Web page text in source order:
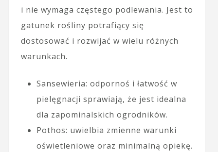
i nie wymaga częstego podlewania. Jest to
gatunek rośliny potrafiący się
dostosować i rozwijać w wielu różnych
warunkach.
Sansewieria: odpornoś i łatwość w
pielęgnacji sprawiają, że jest idealna
dla zapominalskich ogrodników.
Pothos: uwielbia zmienne warunki
oświetleniowe oraz minimalną opiekę.